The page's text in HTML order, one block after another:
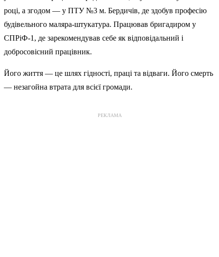
році, а згодом — у ПТУ №3 м. Бердичів, де здобув професію
будівельного маляра-штукатура. Працював бригадиром у
СПРіФ-1, де зарекомендував себе як відповідальний і
добросовісний працівник.
Його життя — це шлях гідності, праці та відваги. Його смерть
— незагойна втрата для всієї громади.
РЕКЛАМА